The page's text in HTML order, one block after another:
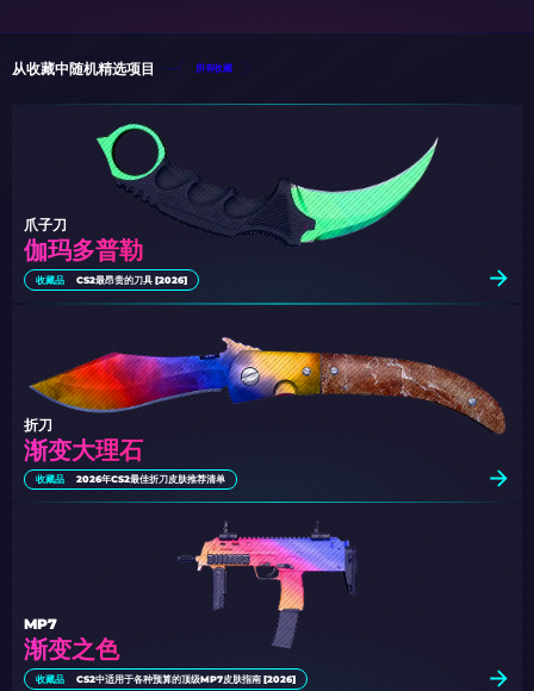
从收藏中随机精选项目 所有收藏
伽玛多普勒
爪子刀
收藏品 CS2最昂贵的刀具 [2026]
渐变大理石
折刀
收藏品 2026年CS2最佳折刀皮肤推荐清单
渐变之色
MP7
收藏品 CS2中适用于各种预算的顶级MP7皮肤指南 [2026]